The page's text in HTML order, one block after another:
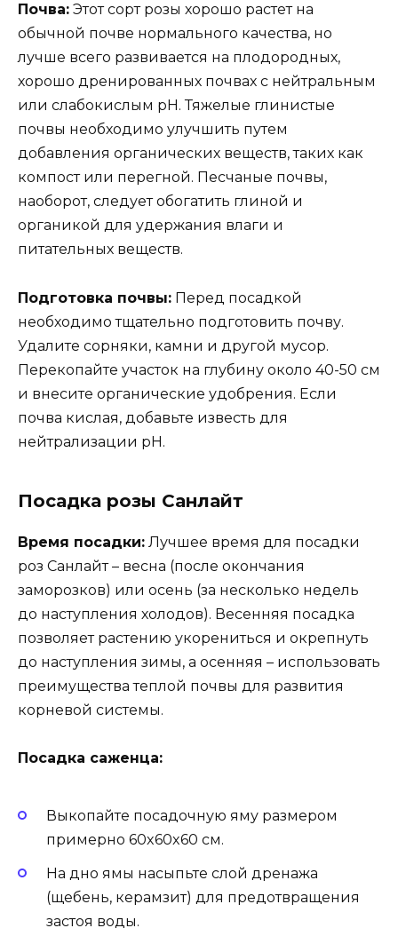
Почва: Этот сорт розы хорошо растет на
обычной почве нормального качества, но
лучше всего развивается на плодородных,
хорошо дренированных почвах с нейтральным
или слабокислым pH. Тяжелые глинистые
почвы необходимо улучшить путем
добавления органических веществ, таких как
компост или перегной. Песчаные почвы,
наоборот, следует обогатить глиной и
органикой для удержания влаги и
питательных веществ.
Подготовка почвы: Перед посадкой
необходимо тщательно подготовить почву.
Удалите сорняки, камни и другой мусор.
Перекопайте участок на глубину около 40-50 см
и внесите органические удобрения. Если
почва кислая, добавьте известь для
нейтрализации pH.
Посадка розы Санлайт
Время посадки: Лучшее время для посадки
роз Санлайт – весна (после окончания
заморозков) или осень (за несколько недель
до наступления холодов). Весенняя посадка
позволяет растению укорениться и окрепнуть
до наступления зимы, а осенняя – использовать
преимущества теплой почвы для развития
корневой системы.
Посадка саженца:
Выкопайте посадочную яму размером
примерно 60x60x60 см.
На дно ямы насыпьте слой дренажа
(щебень, керамзит) для предотвращения
застоя воды.